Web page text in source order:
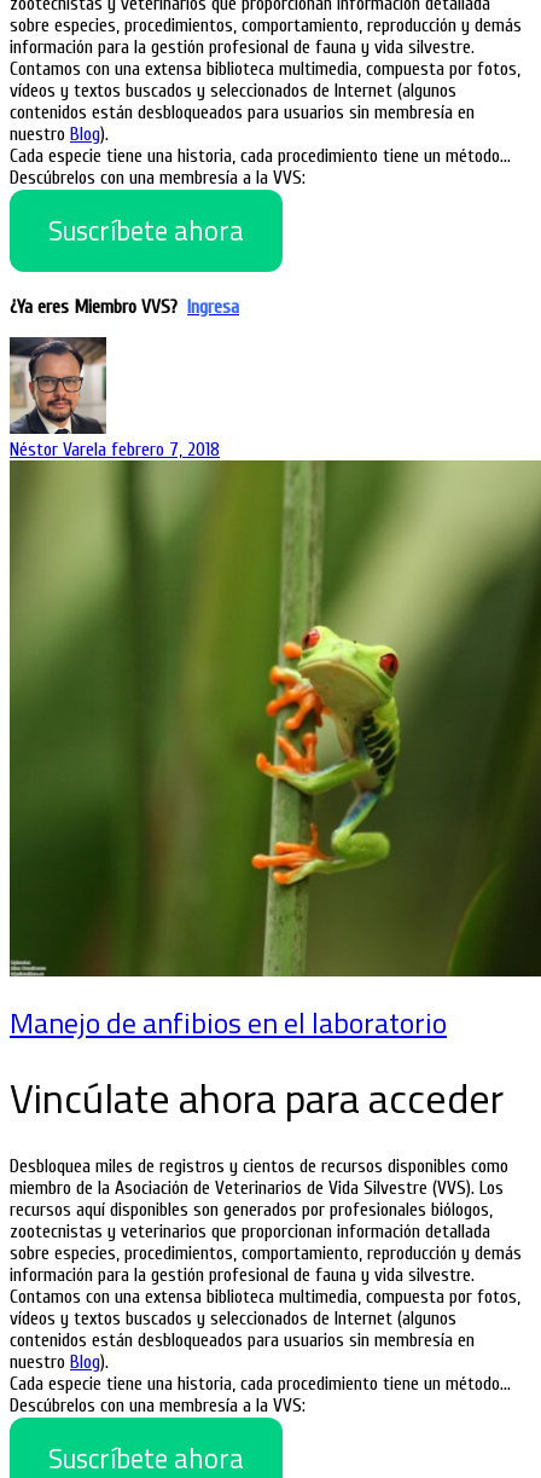
sobre especies, procedimientos, comportamiento, reproducción y demás
información para la gestión profesional de fauna y vida silvestre.
Contamos con una extensa biblioteca multimedia, compuesta por fotos,
vídeos y textos buscados y seleccionados de Internet (algunos
contenidos están desbloqueados para usuarios sin membresía en
nuestro Blog).
Cada especie tiene una historia, cada procedimiento tiene un método…
Descúbrelos con una membresía a la VVS:
Suscríbete ahora
¿Ya eres Miembro VVS? Ingresa
Néstor Varela febrero 7, 2018
Manejo de anfibios en el laboratorio
Vincúlate ahora para acceder
Desbloquea miles de registros y cientos de recursos disponibles como
miembro de la Asociación de Veterinarios de Vida Silvestre (VVS). Los
recursos aquí disponibles son generados por profesionales biólogos,
zootecnistas y veterinarios que proporcionan información detallada
sobre especies, procedimientos, comportamiento, reproducción y demás
información para la gestión profesional de fauna y vida silvestre.
Contamos con una extensa biblioteca multimedia, compuesta por fotos,
vídeos y textos buscados y seleccionados de Internet (algunos
contenidos están desbloqueados para usuarios sin membresía en
nuestro Blog).
Cada especie tiene una historia, cada procedimiento tiene un método…
Descúbrelos con una membresía a la VVS:
Suscríbete ahora